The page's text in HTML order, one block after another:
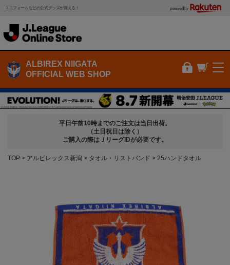
ユニフォームなどの公式グッズが買える！ powered by
ALBIREX NIIGATA
OFFICIAL WEB SHOP
平日午前10時までのご注文は当日出荷。
（土日祝日は除く）
ご購入の際はＪリーグIDが必要です。
TOP アルビレックス新潟 タオル・リストバンド 25ハンドタオル